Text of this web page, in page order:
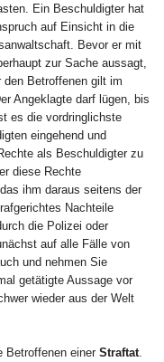
Ein Beschuldigter hat
auf Einsicht in die
Bevor er mit
zur Sache aussagt,
den Betroffenen gilt im
Angeklagte darf lügen, bis
es die vordringlichste
eingehend und
als Beschuldigter zu
diese Rechte
ihm daraus seitens der
Nachteile
die Polizei oder
auf alle Fälle von
und nehmen Sie
getätigte Aussage vor
wieder aus der Welt
Betroffenen einer Straftat